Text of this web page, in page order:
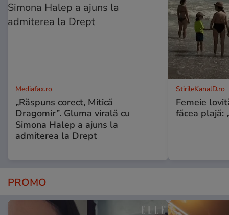
Mediafax.ro
„Răspuns corect, Mitică
Dragomir”. Gluma virală cu
Simona Halep a ajuns la
admiterea la Drept
StirileKanalD.ro
Femeie
făcea plajă:
PROMO